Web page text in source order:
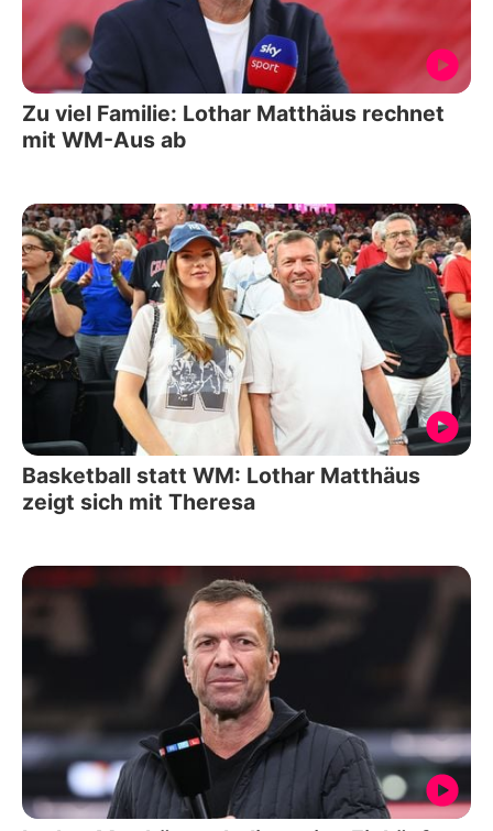
Zu viel Familie: Lothar Matthäus rechnet
mit WM-Aus ab
Basketball statt WM: Lothar Matthäus
zeigt sich mit Theresa